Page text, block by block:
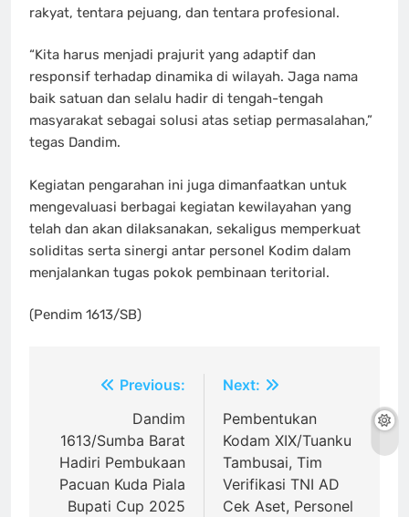
rakyat, tentara pejuang, dan tentara profesional.
“Kita harus menjadi prajurit yang adaptif dan
responsif terhadap dinamika di wilayah. Jaga nama
baik satuan dan selalu hadir di tengah-tengah
masyarakat sebagai solusi atas setiap permasalahan,”
tegas Dandim.
Kegiatan pengarahan ini juga dimanfaatkan untuk
mengevaluasi berbagai kegiatan kewilayahan yang
telah dan akan dilaksanakan, sekaligus memperkuat
soliditas serta sinergi antar personel Kodim dalam
menjalankan tugas pokok pembinaan teritorial.
(Pendim 1613/SB)
NavigasiPrevious:
Dandim
1613/Sumba Barat
Hadiri Pembukaan
Pacuan Kuda Piala
Bupati Cup 2025
Next:
Pembentukan
Kodam XIX/Tuanku
Tambusai, Tim
Verifikasi TNI AD
Cek Aset, Personel